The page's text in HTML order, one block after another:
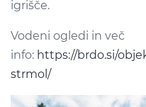
igrišče.
Vodeni ogledi in več
info: https://brdo.si/
strmol/